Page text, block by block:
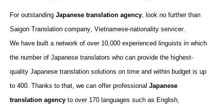
For outstanding Japanese translation agency, look no further than
Saigon Translation company, Vietnamese-nationality servicer.
We have built a network of over 10,000 experienced linguists in which
the number of Japanese translators who can provide the highest-
quality Japanese translation solutions on time and within budget is up
to 400. Thanks to that, we can offer professional Japanese
translation agency to over 170 languages such as English,